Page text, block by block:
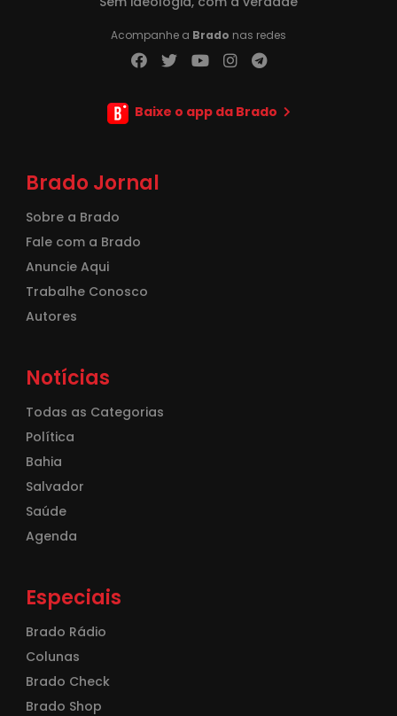
Acompanhe a Brado nas redes
Baixe o app da Brado
Brado Jornal
Sobre a Brado
Fale com a Brado
Anuncie Aqui
Trabalhe Conosco
Autores
Notícias
Todas as Categorias
Política
Bahia
Salvador
Saúde
Agenda
Especiais
Brado Rádio
Colunas
Brado Check
Brado Shop